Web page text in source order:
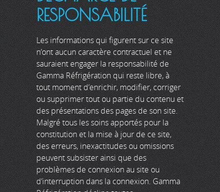
RESPONSABILITÉ
Les informations qui figurent sur ce site
n’ont aucun caractère contractuel et ne
sauraient engager la responsabilité de
Gamma Réfrigération qui reste libre, à
tout moment d’enrichir, modifier, corriger
ou supprimer tout ou partie du contenu et
des présentations des pages de son site.
Malgré tous les soins apportés pour la
constitution et la mise à jour de ce site,
des erreurs, inexactitudes ou omissions
peuvent subsister ainsi que des
problèmes de connexion au site ou
d’interruption dans la connexion. Gamma